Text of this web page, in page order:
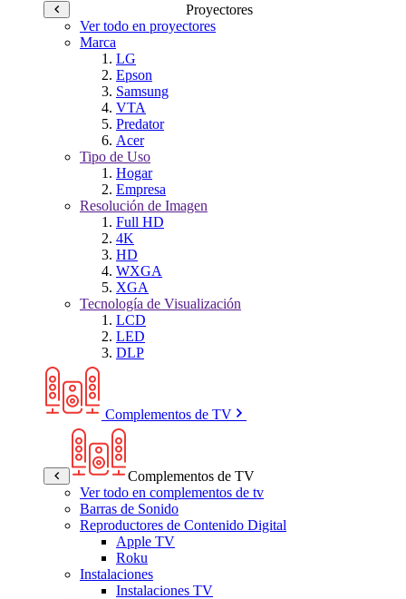
Proyectores
Ver todo en proyectores
Marca
LG
Epson
Samsung
VTA
Predator
Acer
Tipo de Uso
Hogar
Empresa
Resolución de Imagen
Full HD
4K
HD
WXGA
XGA
Tecnología de Visualización
LCD
LED
DLP
Complementos de TV
Complementos de TV
Ver todo en complementos de tv
Barras de Sonido
Reproductores de Contenido Digital
Apple TV
Roku
Instalaciones
Instalaciones TV